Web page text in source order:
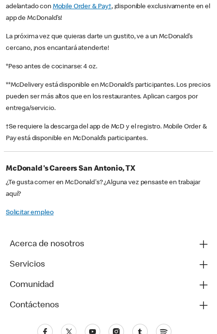
adelantado con Mobile Order & Pay†, ¡disponible exclusivamente en el
app de McDonald’s!
La próxima vez que quieras darte un gustito, ve a un McDonald’s
cercano, ¡nos encantará atenderte!
*Peso antes de cocinarse: 4 oz.
**McDelivery está disponible en McDonald’s participantes. Los precios
pueden ser más altos que en los restaurantes. Aplican cargos por
entrega/servicio.
†Se requiere la descarga del app de McD y el registro. Mobile Order &
Pay está disponible en McDonald’s participantes.
McDonald's Careers San Antonio, TX
¿Te gusta comer en McDonald's? ¿Alguna vez pensaste en trabajar
aquí?
Solicitar empleo
Acerca de nosotros
Servicios
Comunidad
Contáctenos